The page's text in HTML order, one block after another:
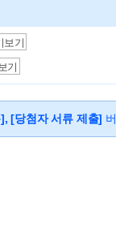
보기
기
[당첨자 서류 제출]